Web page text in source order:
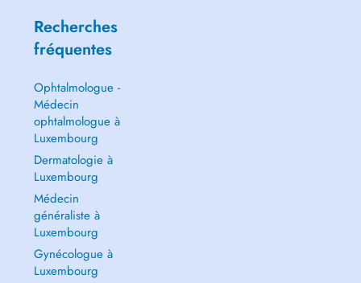
Recherches
fréquentes
Ophtalmologue -
Médecin
ophtalmologue à
Luxembourg
Dermatologie à
Luxembourg
Médecin
généraliste à
Luxembourg
Gynécologue à
Luxembourg